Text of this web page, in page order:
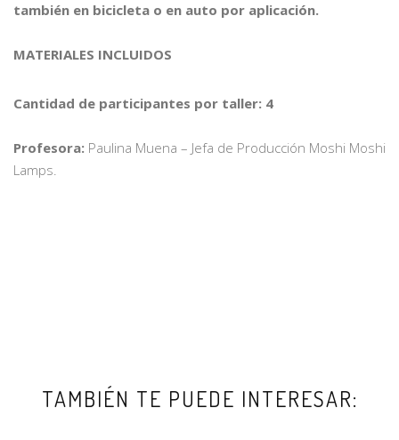
también en bicicleta o en auto por aplicación.
MATERIALES INCLUIDOS
Cantidad de participantes por taller: 4
Profesora: Paulina Muena – Jefa de Producción Moshi Moshi
Lamps.
TAMBIÉN TE PUEDE INTERESAR: